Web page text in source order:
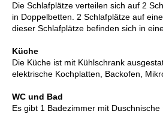
Die Schlafplätze verteilen sich auf 2
in Doppelbetten. 2 Schlafplätze auf
dieser Schlafplätze befinden sich in
Küche
Die Küche ist mit Kühlschrank
elektrische Kochplatten, Backofen,
WC und Bad
Es gibt 1 Badezimmer mit Duschnische